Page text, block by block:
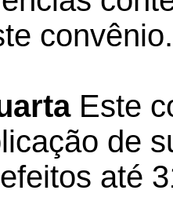
convênio.
Este
de
até